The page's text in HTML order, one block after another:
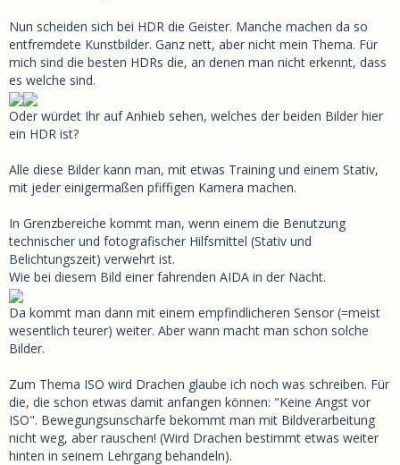
Nun scheiden sich bei HDR die Geister. Manche machen da so
entfremdete Kunstbilder. Ganz nett, aber nicht mein Thema. Für
mich sind die besten HDRs die, an denen man nicht erkennt, dass
es welche sind.
Oder würdet Ihr auf Anhieb sehen, welches der beiden Bilder hier
ein HDR ist?
Alle diese Bilder kann man, mit etwas Training und einem Stativ,
mit jeder einigermaßen pfiffigen Kamera machen.
In Grenzbereiche kommt man, wenn einem die Benutzung
technischer und fotografischer Hilfsmittel (Stativ und
Belichtungszeit) verwehrt ist.
Wie bei diesem Bild einer fahrenden AIDA in der Nacht.
Da kommt man dann mit einem empfindlicheren Sensor (=meist
wesentlich teurer) weiter. Aber wann macht man schon solche
Bilder.
Zum Thema ISO wird Drachen glaube ich noch was schreiben. Für
die, die schon etwas damit anfangen können: "Keine Angst vor
ISO". Bewegungsunschärfe bekommt man mit Bildverarbeitung
nicht weg, aber rauschen! (Wird Drachen bestimmt etwas weiter
hinten in seinem Lehrgang behandeln).